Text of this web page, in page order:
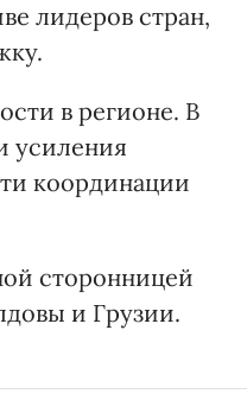
лидеров стран,
в регионе. В
усиления
координации
сторонницей
и Грузии.